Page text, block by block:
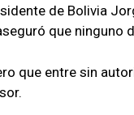
de Bolivia
que ninguno
que entre sin